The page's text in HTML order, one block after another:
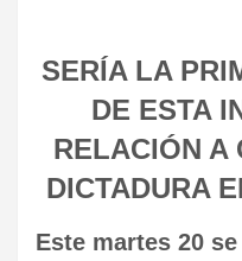
SERÍA LA
DE ESTA
RELACIÓN A
DICTADURA
Este martes 20